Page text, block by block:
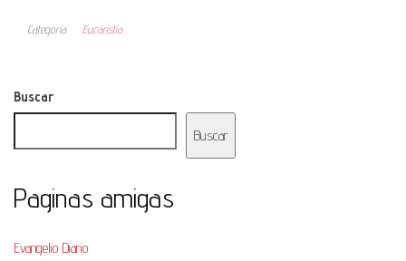
Categoría Eucaristía
Buscar
Buscar
Paginas amigas
Evangelio Diario